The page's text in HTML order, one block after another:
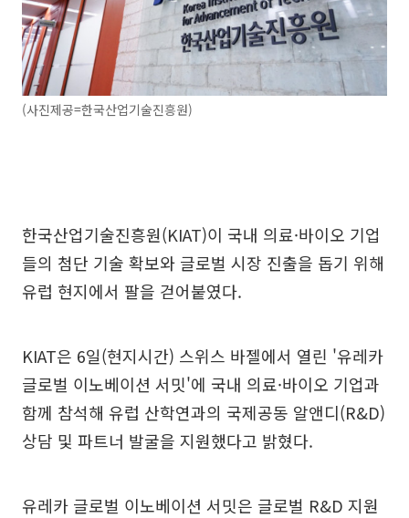
(사진제공=한국산업기술진흥원)
한국산업기술진흥원(KIAT)이 국내 의료·바이오 기업
들의 첨단 기술 확보와 글로벌 시장 진출을 돕기 위해
유럽 현지에서 팔을 걷어붙였다.
KIAT은 6일(현지시간) 스위스 바젤에서 열린 '유레카
글로벌 이노베이션 서밋'에 국내 의료·바이오 기업과
함께 참석해 유럽 산학연과의 국제공동 알앤디(R&D)
상담 및 파트너 발굴을 지원했다고 밝혔다.
유레카 글로벌 이노베이션 서밋은 글로벌 R&D 지원